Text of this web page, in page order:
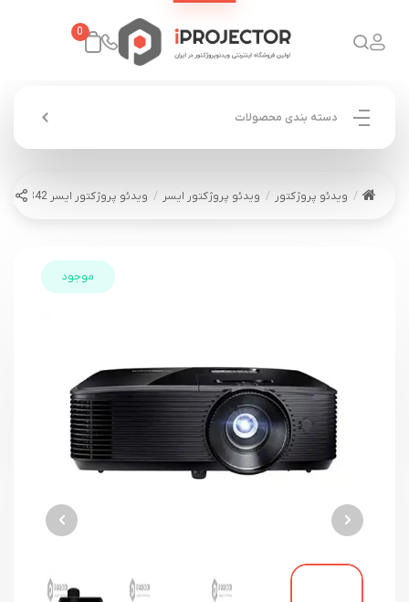
0
دسته بندی محصولات
ویدئو پروژکتور ویدئو پروژکتور ایسر ویدئو پروژکتور ایسر ACER DWX1842
موجود